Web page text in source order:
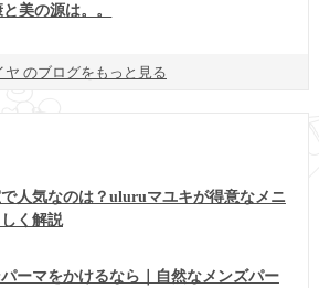
美の源は。。
ヤ のブログをもっと見る
人気なのは？uluruマユキが得意なメニ
く解説
ーマをかけるなら｜自然なメンズパー